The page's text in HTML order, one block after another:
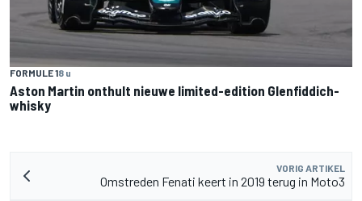
FORMULE 18 u
Aston Martin onthult nieuwe limited-edition Glenfiddich-
whisky
VORIG ARTIKEL
Omstreden Fenati keert in 2019 terug in Moto3